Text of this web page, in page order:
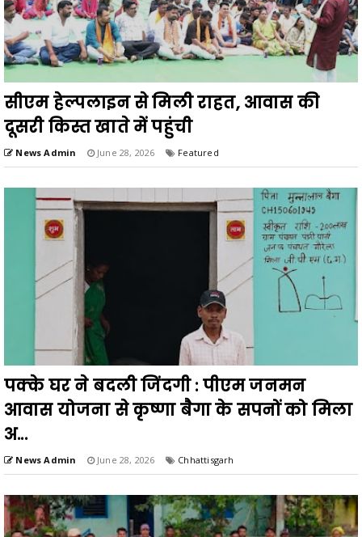
सीएम हेल्पलाइन से मिली राहत, आवास की
दूसरी किस्त खाते में पहुंची
News Admin June 28, 2026 Featured
पक्के घर ने बदली जिंदगी : पीएम जनमन
आवास योजना से कृष्णा बैगा के सपनों को मिला
अ...
News Admin June 28, 2026 Chhattisgarh